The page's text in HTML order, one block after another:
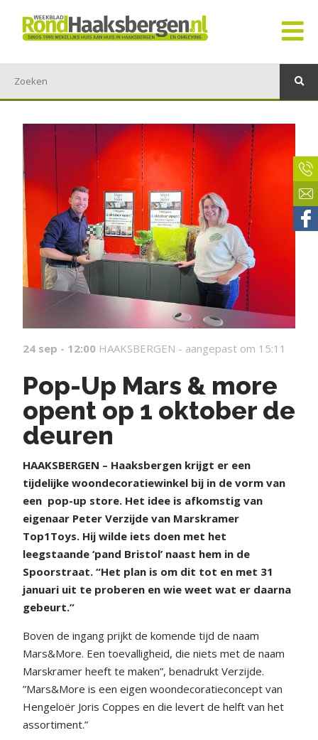
24 sep - 12:00 HAAKSBERGEN - aangepast om 15:11
Pop-Up Mars & more
opent op 1 oktober de
deuren
HAAKSBERGEN – Haaksbergen krijgt er een
tijdelijke woondecoratiewinkel bij in de vorm van
een pop-up store. Het idee is afkomstig van
eigenaar Peter Verzijde van Marskramer
Top1Toys. Hij wilde iets doen met het
leegstaande ‘pand Bristol’ naast hem in de
Spoorstraat. “Het plan is om dit tot en met 31
januari uit te proberen en wie weet wat er daarna
gebeurt.”
Boven de ingang prijkt de komende tijd de naam
Mars&More. Een toevalligheid, die niets met de naam
Marskramer heeft te maken”, benadrukt Verzijde.
”Mars&More is een eigen woondecoratieconcept van
Hengeloër Joris Coppes en die levert de helft van het
assortiment.”